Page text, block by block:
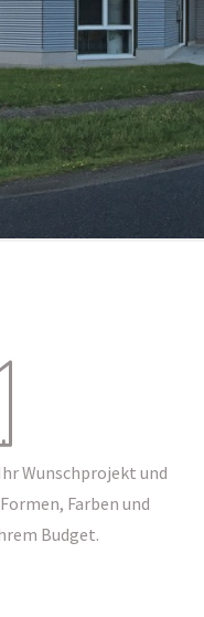
Wunschprojekt und
Farben und
Budget.